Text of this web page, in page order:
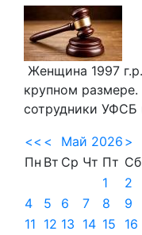
Женщина 1997
крупном
сотрудники УФСБ
<< < Май 2026 >
Пн Вт Ср Чт Пт Сб
1
2
4
5 6 7 8 9
11 12 13 14 15 16